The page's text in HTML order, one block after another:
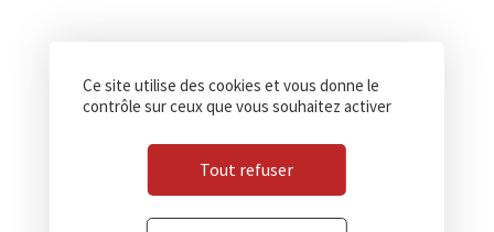
Ce site utilise des cookies et vous donne le
contrôle sur ceux que vous souhaitez activer
Tout refuser